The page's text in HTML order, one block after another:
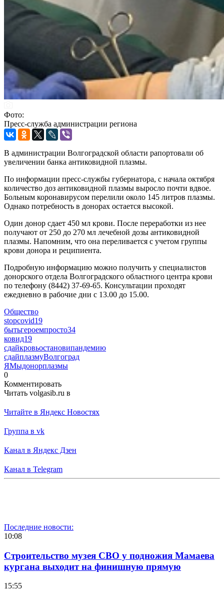
Фото:
Пресс-служба администрации региона
В администрации Волгоградской области рапортовали об
увеличении банка антиковидной плазмы.
По информации пресс-службы губернатора, с начала октября
количество доз антиковидной плазмы выросло почти вдвое.
Больным коронавирусом перелили около 145 литров плазмы.
Однако потребность в донорах остается высокой.
Один донор сдает 450 мл крови. После переработки из нее
получают от 250 до 270 мл лечебной дозы антиковидной
плазмы. Напомним, что она переливается с учетом группы
крови донора и реципиента.
Подробную информацию можно получить у специалистов
донорского отдела Волгоградского областного центра крови
по телефону (8442) 37-69-65. Консультации проходят
ежедневно в рабочие дни с 13.00 до 15.00.
Общество
stopcovid19
бытьгероемпросто34
ковид19
сдайкровьостановипандемию
сдайплазмуВолгоград
ЯМыдонорплазмы
0
Комментировать
Читать volgasib.ru в
Читайте в Яндекс Новостях
Группа в vk
Канал в Яндекс Дзен
Канал в Telegram
Последние новости:
10:08
Строительство музея СВО у подножия Мамаева
кургана выходит на финишную прямую
15:55